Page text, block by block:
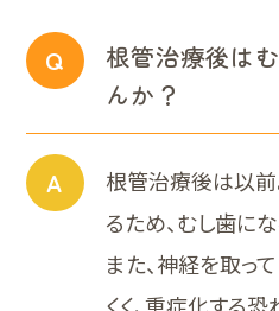
Q
根管治療後は
んか？
A
根管治療後は以前
るため、むし歯に
また、神経を取っ